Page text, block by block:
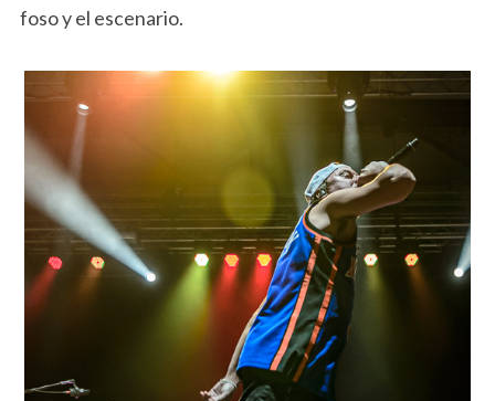
foso y el escenario.